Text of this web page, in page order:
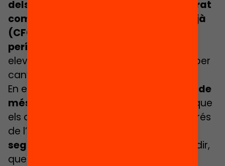
dels abandonaments tant al Batxillerat
com als Cicles Formatius de Grau Mitjà
(CFGM) es concentren en aquest
període
elevada mobilitat d’alumnat que opta per
canviar d’opció formativa.
En els CFGM, es detecta que
l’alumnat de
més edat tendeix a abandonar més
que
els qui hi accedeixen directament després
de l’ESO. De fet,
segueixen una trajectòria lineal
, és a dir,
que passen de l’ESO a l’educació